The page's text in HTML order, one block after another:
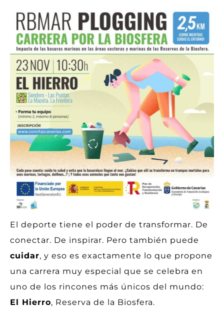
El deporte tiene el poder de transformar. De
conectar. De inspirar. Pero también puede
cuidar, y eso es exactamente lo que propone
una carrera muy especial que se celebra en
uno de los rincones más únicos del mundo:
El Hierro, Reserva de la Biosfera.